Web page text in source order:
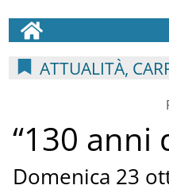
ATTUALITÀ,
“130 anni
Domenica 23